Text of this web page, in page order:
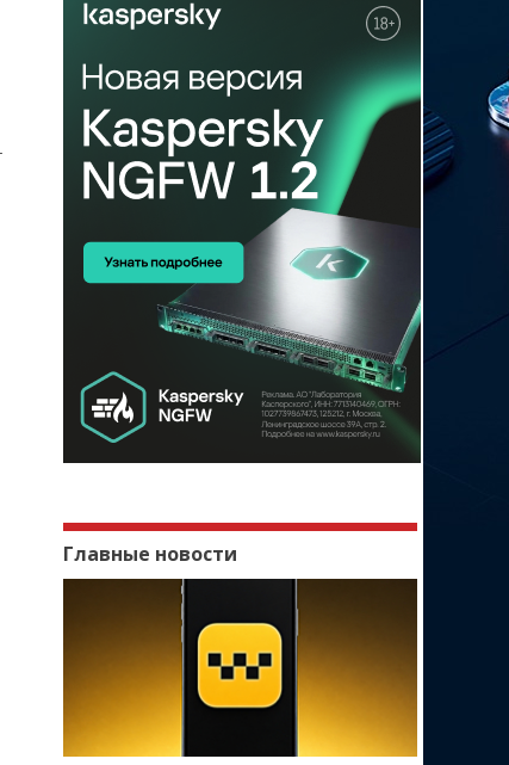
Главные новости